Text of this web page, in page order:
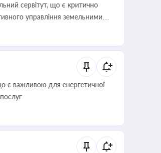
сервітут, що є критично
управління земельними
є важливою для енергетичної